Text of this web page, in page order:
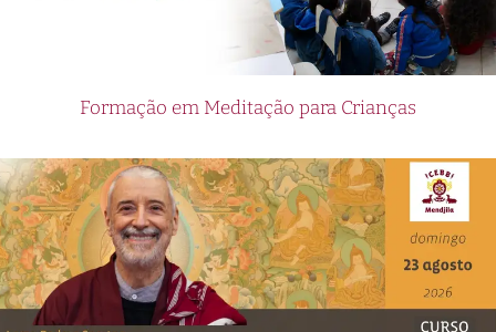
Formação em Meditação para Crianças